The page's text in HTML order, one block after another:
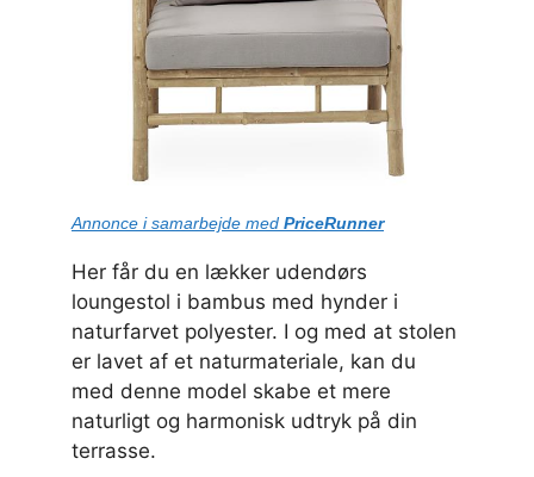
Annonce i samarbejde med PriceRunner
Her får du en lækker udendørs
loungestol i bambus med hynder i
naturfarvet polyester. I og med at stolen
er lavet af et naturmateriale, kan du
med denne model skabe et mere
naturligt og harmonisk udtryk på din
terrasse.